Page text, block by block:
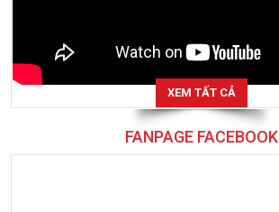
XEM TẤT CẢ
FANPAGE FACEBOOK